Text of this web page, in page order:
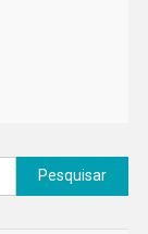
Pesquisar
por: